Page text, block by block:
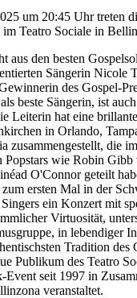
um 20:45 Uhr treten
im Teatro Sociale in
aus den besten
Sängerin Nicole
des Gospel-
beste Sängerin, ist
Leiterin hat eine
in Orlando,
zusammengestellt, die
Popstars wie Robin Gibb
O'Connor geteilt
ersten Mal in der
ein Konzert mit
Virtuosität,
in lebendiger
Tradition des
Publikum des Teatro
Event seit 1997 in
veranstaltet.